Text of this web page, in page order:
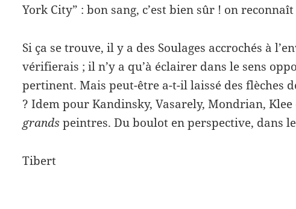
York City” : bon sang, c’est bien sûr ! on
Si ça se trouve, il y a des Soulages accrochés à
vérifierais ; il n’y a qu’à éclairer dans le sens
pertinent. Mais peut-être a-t-il laissé des flèches
? Idem pour Kandinsky, Vasarely, Mondrian, Klee
grandspeintres. Du boulot en perspective, dans
Tibert